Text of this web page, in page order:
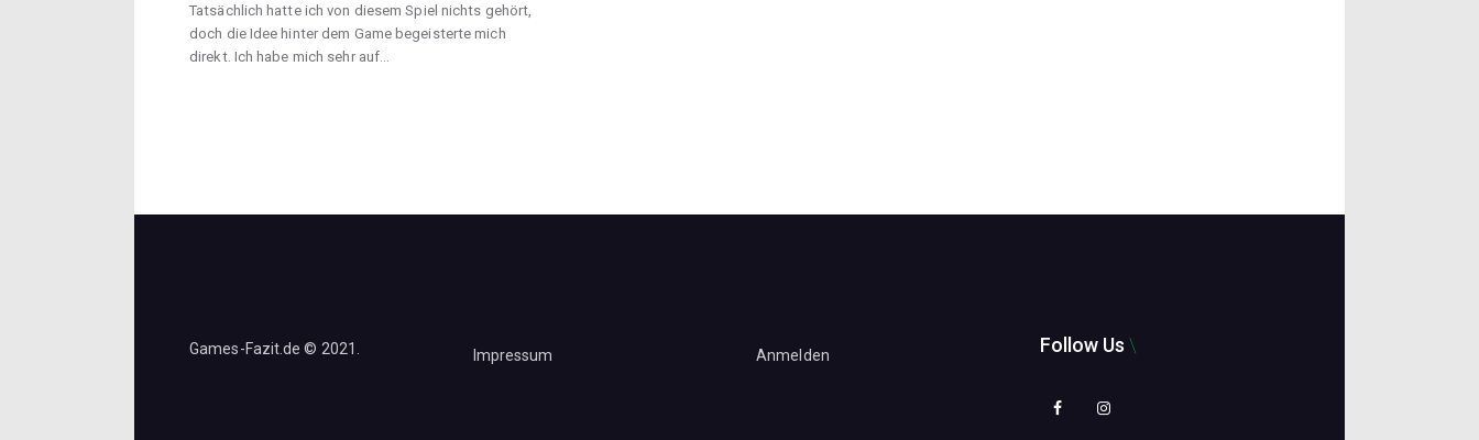
Tatsächlich hatte ich von diesem Spiel nichts gehört,
doch die Idee hinter dem Game begeisterte mich
direkt. Ich habe mich sehr auf…
Games-Fazit.de © 2021. Impressum Anmelden Follow Us